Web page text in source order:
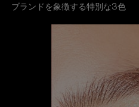
ブランドを象徴する特別な3色